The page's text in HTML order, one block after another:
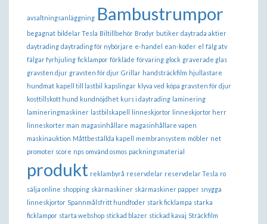
avsaltningsanläggning Bambustrumpor
begagnat bildelar Tesla Biltillbehör Brodyr butiker daytrada aktier
daytrading daytrading för nybörjare e-handel ean-koder el fälg atv
fälgar fyrhjuling ficklampor förkläde förvaring glock graverade glas
gravsten djur gravsten för djur Grillar handsträckfilm hjullastare
hundmat kapell till lastbil kapslingar klyva ved köpa gravsten för djur
kosttillskott hund kundnöjdhet kurs i daytrading laminering
lamineringmaskiner lastbilskapell linneskjortor linneskjortor herr
linneskorter man magasinhållare magasinhållare vapen
maskinauktion Måttbeställda kapell membransystem möbler net
promoter score nps omvänd osmos packningsmaterial
produkt reklambyrå reservdelar reservdelar Tesla ro
sälja online shopping skärmaskiner skärmaskiner papper snygga
linneskjortor Spannmålsfritt hundfoder stark ficklampa starka
ficklampor starta webshop stickad blazer stickad kavaj Sträckfilm